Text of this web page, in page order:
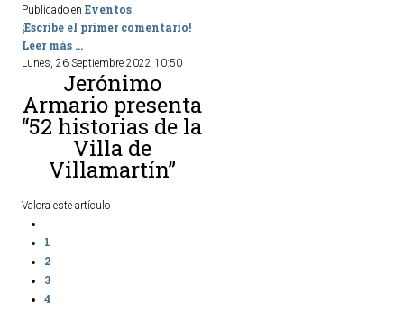
Publicado en Eventos
¡Escribe el primer comentario!
Leer más ...
Lunes, 26 Septiembre 2022 10:50
Jerónimo
Armario presenta
“52 historias de la
Villa de
Villamartín”
Valora este artículo
1
2
3
4